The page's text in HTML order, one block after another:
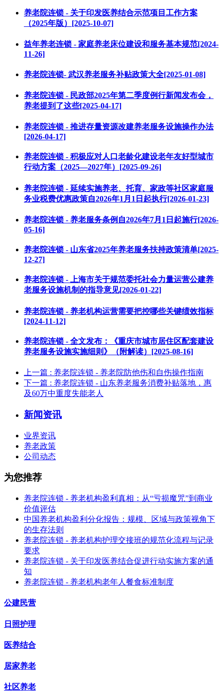
养老院连锁 - 关于印发医养结合示范项目工作方案
（2025年版）[2025-10-07]
益年养老连锁 - 家庭养老床位建设和服务基本规范[2024-
11-26]
养老院连锁- 武汉养老服务补贴政策大全[2025-01-08]
养老院连锁 - 民政部2025年第二季度例行新闻发布会，
养老提到了这些[2025-04-17]
养老院连锁 - 推进存量资源改建养老服务设施操作办法
[2026-04-17]
养老院连锁 - 积极应对人口老龄化建设老年友好型城市
行动方案（2025—2027年）[2025-09-26]
养老院连锁 - 延续实施养老、托育、家政等社区家庭服
务业税费优惠政策自2026年1月1日起执行[2026-01-23]
养老院连锁 - 养老服务条例自2026年7月1日起施行[2026-
05-16]
养老院连锁 - 山东省2025年养老服务扶持政策清单[2025-
12-27]
养老院连锁 - 上海市关于规范委托社会力量运营公建养
老服务设施机制的指导意见[2026-01-22]
养老院连锁 - 养老机构运营需要把控哪些关键绩效指标
[2024-11-12]
养老院连锁 - 全文发布：《重庆市城市居住区配套建设
养老服务设施实施细则》（附解读）[2025-08-16]
上一篇 : 养老院连锁 - 养老院防他伤和自伤操作指南
下一篇 : 养老院连锁 - 山东养老服务消费补贴落地，惠
及60万中重度失能老人
新闻资讯
业界资讯
养老政策
公司动态
为您推荐
养老院连锁 - 养老机构盈利真相：从“亏损魔咒”到商业
价值评估
中国养老机构盈利分化报告：规模、区域与政策视角下
的生存法则
养老院连锁 - 养老机构护理交接班的规范化流程与记录
要求
养老院连锁 - 关于印发医养结合促进行动实施方案的通
知
养老院连锁 - 养老机构老年人餐食标准制度
公建民营
日照护理
医养结合
居家养老
社区养老